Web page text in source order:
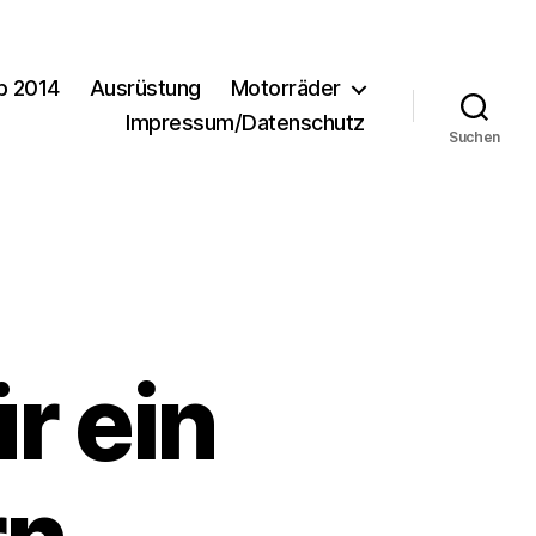
2014 Ausrüstung
Motorräder
Impressum/Datenschutz
Suchen
ein